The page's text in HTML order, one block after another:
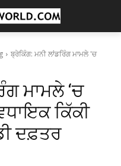
ਬ੍ਰੇਕਿੰਗ: ਮਨੀ ਲਾਂਡਰਿੰਗ ਮਾਮਲੇ 'ਚ
ਮਾਮਲੇ ‘ਚ
ਕਿੱਕੀ
ਦਫ਼ਤਰ